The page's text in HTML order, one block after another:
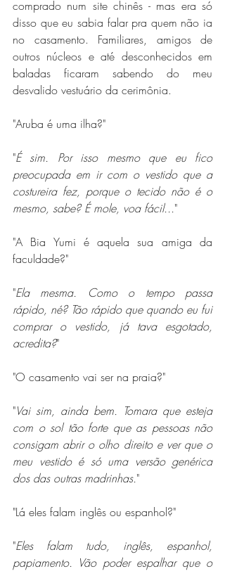
comprado num site chinês - mas era só
disso que eu sabia falar pra quem não ia
no casamento. Familiares, amigos de
outros núcleos e até desconhecidos em
baladas ficaram sabendo do meu
desvalido vestuário da cerimônia.
"Aruba é uma ilha?"
"É sim. Por isso mesmo que eu fico
preocupada em ir com o vestido que a
costureira fez, porque o tecido não é o
mesmo, sabe? É mole, voa fácil..."
"A Bia Yumi é aquela sua amiga da
faculdade?"
"Ela mesma. Como o tempo passa
rápido, né? Tão rápido que quando eu fui
comprar o vestido, já tava esgotado,
acredita?"
"O casamento vai ser na praia?"
"Vai sim, ainda bem. Tomara que esteja
com o sol tão forte que as pessoas não
consigam abrir o olho direito e ver que o
meu vestido é só uma versão genérica
dos das outras madrinhas."
"Lá eles falam inglês ou espanhol?"
"Eles falam tudo, inglês, espanhol,
papiamento. Vão poder espalhar que o